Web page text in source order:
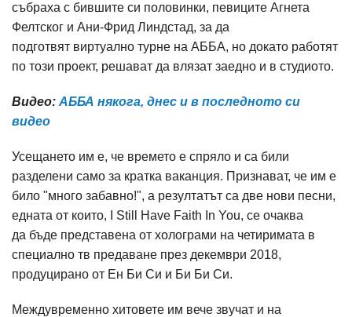
събраха с бившите си половинки, певиците Агнета
Фелтског и Ани-Фрид Линдстад, за да
подготвят виртуално турне на АББА, но докато работят
по този проект, решават да влязат заедно и в студиото.
Видео: АББА някога, днес и в последното си
видео
Усещането им е, че времето е спряло и са били
разделени само за кратка ваканция. Признават, че им е
било "много забавно!", а резултатът са две нови песни,
едната от които, I Still Have Faith In You, се очаква
да бъде представена от холограми на четиримата в
специално тв предаване през декември 2018,
продуцирано от Ен Би Си и Би Би Си.
Междувременно хитовете им вече звучат и на